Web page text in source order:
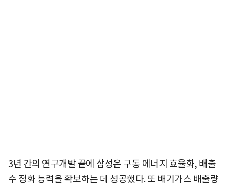
3년 간의 연구개발 끝에 삼성은 구동 에너지 효율화, 배출
수 정화 능력을 확보하는 데 성공했다. 또 배기가스 배출량